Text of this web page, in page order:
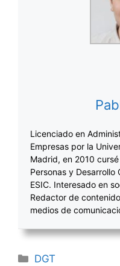
Licenciado en
Empresas por la
Madrid, en 2010
Personas y
ESIC. Interesado en
Redactor de
medios de
Categorías
DGT